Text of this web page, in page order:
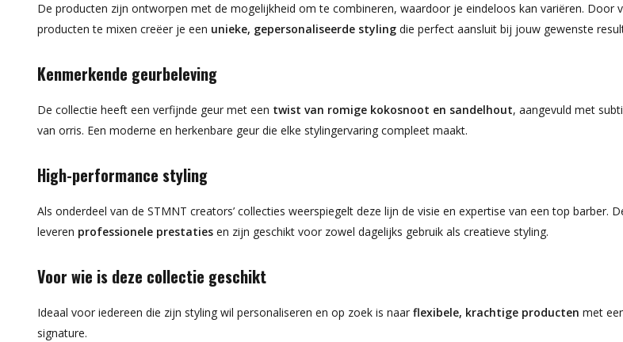
De producten zijn ontworpen met de mogelijkheid om te combineren, waardoor je eindeloos kan variëren. Door
producten te mixen creëer je een unieke, gepersonaliseerde styling die perfect aansluit bij jouw gewenste
Kenmerkende geurbeleving
De collectie heeft een verfijnde geur met een twist van romige kokosnoot en sandelhout, aangevuld met
van orris. Een moderne en herkenbare geur die elke stylingervaring compleet maakt.
High-performance styling
Als onderdeel van de STMNT creators’ collecties weerspiegelt deze lijn de visie en expertise van een top barber.
leveren professionele prestaties en zijn geschikt voor zowel dagelijks gebruik als creatieve styling.
Voor wie is deze collectie geschikt
Ideaal voor iedereen die zijn styling wil personaliseren en op zoek is naar flexibele, krachtige producten met
signature.